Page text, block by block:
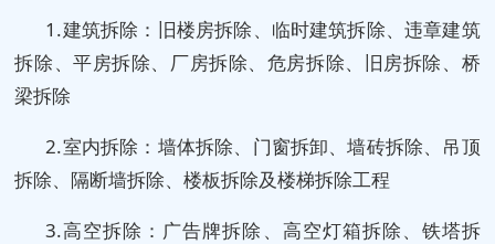
1.建筑拆除：旧楼房拆除、临时建筑拆除、违章建筑
拆除、平房拆除、厂房拆除、危房拆除、旧房拆除、桥
梁拆除
2.室内拆除：墙体拆除、门窗拆卸、墙砖拆除、吊顶
拆除、隔断墙拆除、楼板拆除及楼梯拆除工程
3.高空拆除：广告牌拆除、高空灯箱拆除、铁塔拆